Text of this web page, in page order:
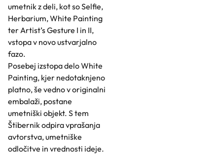
umetnik z deli, kot so Selfie,
Herbarium, White Painting
ter Artist’s Gesture I in II,
vstopa v novo ustvarjalno
fazo.
Posebej izstopa delo White
Painting, kjer nedotaknjeno
platno, še vedno v originalni
embalaži, postane
umetniški objekt. S tem
Štibernik odpira vprašanja
avtorstva, umetniške
odločitve in vrednosti ideje.